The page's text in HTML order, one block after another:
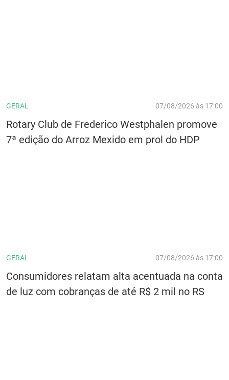
GERAL 07/08/2026 às 17:00
Rotary Club de Frederico Westphalen promove
7ª edição do Arroz Mexido em prol do HDP
GERAL 07/08/2026 às 17:00
Consumidores relatam alta acentuada na conta
de luz com cobranças de até R$ 2 mil no RS